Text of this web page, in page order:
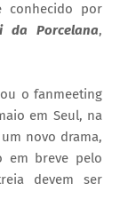
conhecido por
da Porcelana,
o fanmeeting
em Seul, na
novo drama,
em breve pelo
devem ser